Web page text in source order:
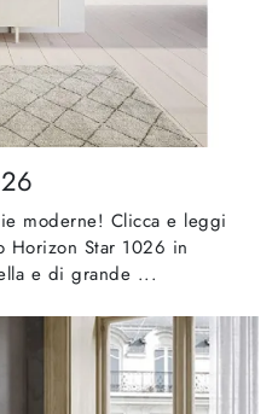
moderne! Clicca e leggi
Horizon Star 1026 in
e di grande ...